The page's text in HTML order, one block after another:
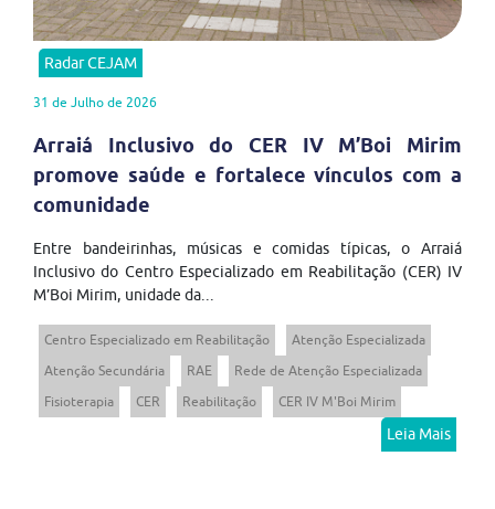
Radar CEJAM
31 de Julho de 2026
Arraiá Inclusivo do CER IV M’Boi Mirim
promove saúde e fortalece vínculos com a
comunidade
Entre bandeirinhas, músicas e comidas típicas, o Arraiá
Inclusivo do Centro Especializado em Reabilitação (CER) IV
M’Boi Mirim, unidade da...
Centro Especializado em Reabilitação
Atenção Especializada
Atenção Secundária
RAE
Rede de Atenção Especializada
Fisioterapia
CER Reabilitação CER IV M'Boi Mirim
Leia Mais